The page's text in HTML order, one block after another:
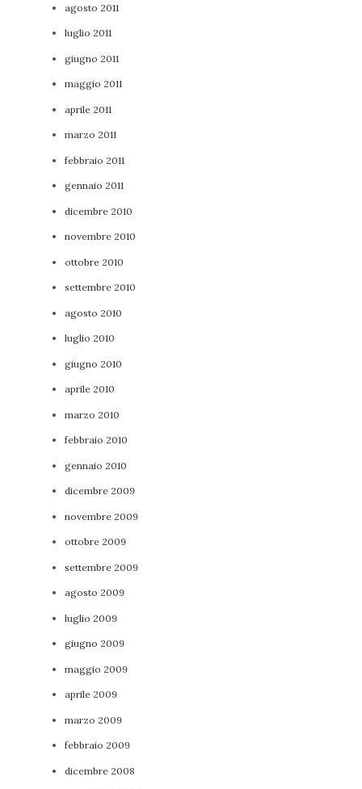
agosto 2011
luglio 2011
giugno 2011
maggio 2011
aprile 2011
marzo 2011
febbraio 2011
gennaio 2011
dicembre 2010
novembre 2010
ottobre 2010
settembre 2010
agosto 2010
luglio 2010
giugno 2010
aprile 2010
marzo 2010
febbraio 2010
gennaio 2010
dicembre 2009
novembre 2009
ottobre 2009
settembre 2009
agosto 2009
luglio 2009
giugno 2009
maggio 2009
aprile 2009
marzo 2009
febbraio 2009
dicembre 2008